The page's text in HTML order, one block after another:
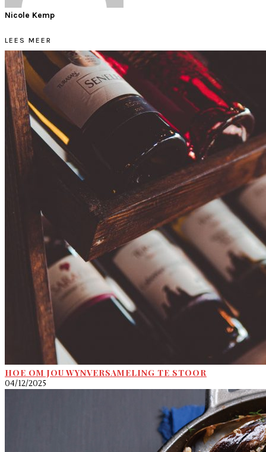
Nicole Kemp
LEES MEER
HOE OM JOU WYNVERSAMELING TE STOOR
04/12/2025